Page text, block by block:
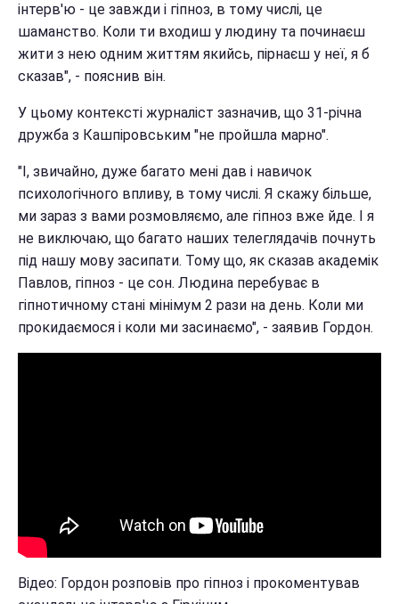
інтерв'ю - це завжди і гіпноз, в тому числі, це
шаманство. Коли ти входиш у людину та починаєш
жити з нею одним життям якийсь, пірнаєш у неї, я б
сказав", - пояснив він.
У цьому контексті журналіст зазначив, що 31-річна
дружба з Кашпіровським "не пройшла марно".
"І, звичайно, дуже багато мені дав і навичок
психологічного впливу, в тому числі. Я скажу більше,
ми зараз з вами розмовляємо, але гіпноз вже йде. І я
не виключаю, що багато наших телеглядачів почнуть
під нашу мову засипати. Тому що, як сказав академік
Павлов, гіпноз - це сон. Людина перебуває в
гіпнотичному стані мінімум 2 рази на день. Коли ми
прокидаємося і коли ми засинаємо", - заявив Гордон.
Відео: Гордон розповів про гіпноз і прокоментував